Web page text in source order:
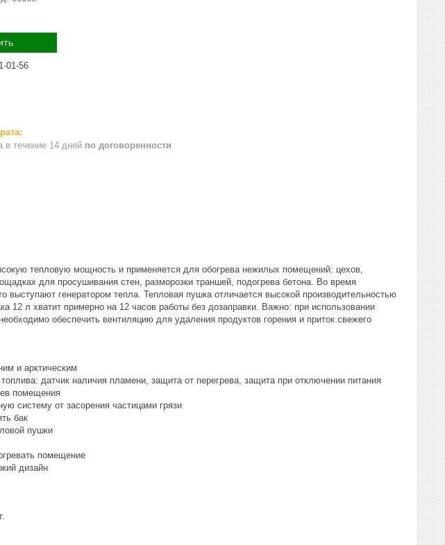
01-56
в течение 14 дней по договоренности
тепловую мощность и применяется для обогрева нежилых помещений: цехов,
для просушивания стен, разморозки траншей, подогрева бетона. Во время
выступают генератором тепла. Тепловая пушка отличается высокой производительностью
12 л хватит примерно на 12 часов работы без дозаправки. Важно: при использовании
обеспечить вентиляцию для удаления продуктов горения и приток свежего
и арктическим
датчик наличия пламени, защита от перегрева, защита при отключении питания
помещения
систему от засорения частицами грязи
бак
пушки
помещение
дизайн